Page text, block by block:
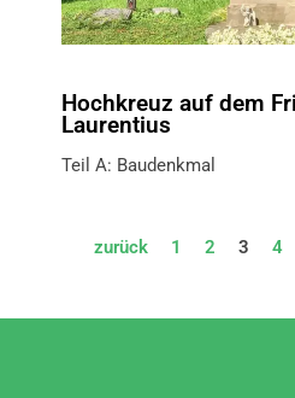
Hochkreuz auf dem
Laurentius
Teil A: Baudenkmal
zurück 1 2 3 4